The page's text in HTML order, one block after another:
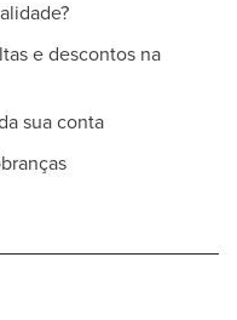
e descontos na
sua conta